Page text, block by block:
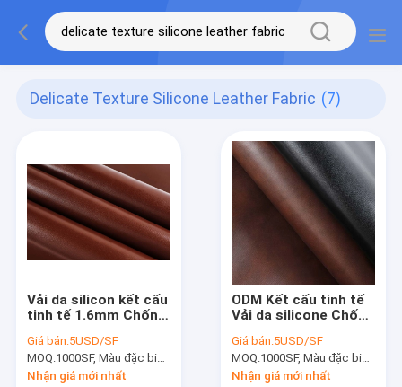
Delicate Texture Silicone Leather Fabric (7)
Vải da silicon kết cấu
tinh tế 1.6mm Chống
Giá bán:5USD/SF
MOQ:1000SF, Màu đặc biệt (Màu chủ đạo là đen, nâu và xanh)
Nhận giá mới nhất
ODM Kết cấu tinh tế
Vải da silicone Chống
Giá bán:5USD/SF
MOQ:1000SF, Màu đặc biệt (Màu chủ đạo là đen, nâu và xanh)
Nhận giá mới nhất